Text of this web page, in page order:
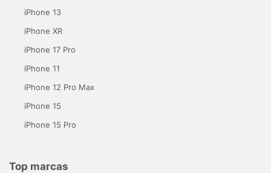
iPhone 13
iPhone XR
iPhone 17 Pro
iPhone 11
iPhone 12 Pro Max
iPhone 15
iPhone 15 Pro
Top marcas